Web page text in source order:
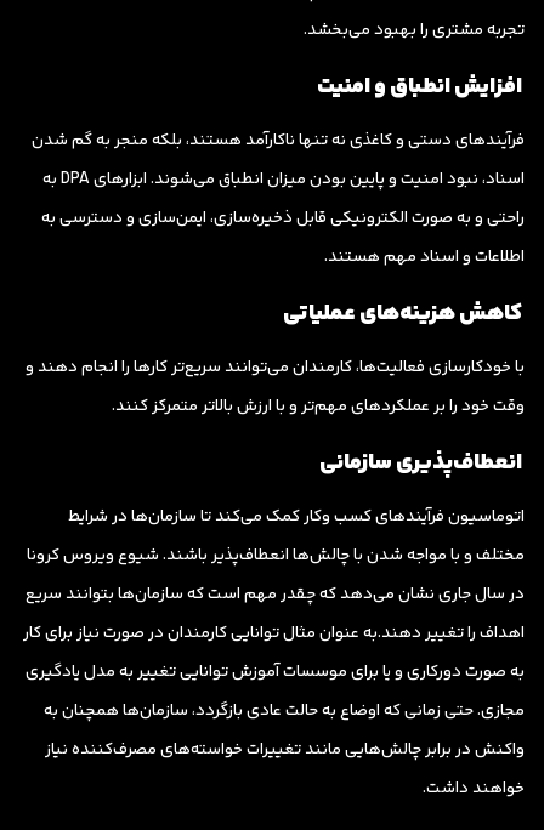
تجربه مشتری را بهبود می‌بخشد.
افزایش انطباق و امنیت
فرآیندهای دستی و کاغذی نه تنها ناکارآمد هستند، بلکه منجر به گم شدن
اسناد، نبود امنیت و پایین بودن میزان انطباق می‌شوند. ابزارهای DPA به
راحتی و به صورت الکترونیکی قابل ذخیره‌سازی، ایمن‌سازی و دسترسی به
اطلاعات و اسناد مهم هستند.
کاهش هزینه‌های عملیاتی
با خودکارسازی فعالیت‌ها، کارمندان می‌توانند سریع‌تر کارها را انجام دهند و
وقت خود را بر عملکردهای مهم‌تر و با ارزش بالاتر متمرکز کنند.
انعطاف‌پذیری سازمانی
اتوماسیون فرآیندهای کسب وکار کمک می‌کند تا سازمان‌ها در شرایط
مختلف و با مواجه شدن با چالش‌ها انعطاف‌پذیر باشند. شیوع ویروس کرونا
در سال جاری نشان می‌دهد که چقدر مهم است که سازمان‌ها بتوانند سریع
اهداف را تغییر دهند.به عنوان مثال توانایی کارمندان در صورت نیاز برای کار
به صورت دورکاری و یا برای موسسات آموزش توانایی تغییر به مدل یادگیری
مجازی. حتی زمانی که اوضاع به حالت عادی بازگردد، سازمان‌ها همچنان به
واکنش در برابر چالش‌هایی مانند تغییرات خواسته‌های مصرف‌کننده نیاز
خواهند داشت.